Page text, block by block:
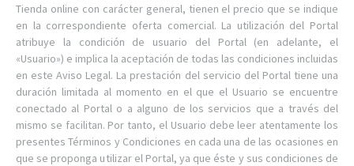
Tienda online con carácter general, tienen el precio que se indique
en la correspondiente oferta comercial. La utilización del Portal
atribuye la condición de usuario del Portal (en adelante, el
«Usuario») e implica la aceptación de todas las condiciones incluidas
en este Aviso Legal. La prestación del servicio del Portal tiene una
duración limitada al momento en el que el Usuario se encuentre
conectado al Portal o a alguno de los servicios que a través del
mismo se facilitan. Por tanto, el Usuario debe leer atentamente los
presentes Términos y Condiciones en cada una de las ocasiones en
que se proponga utilizar el Portal, ya que éste y sus condiciones de